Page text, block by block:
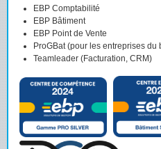
EBP Comptabilité
EBP Bâtiment
EBP Point de Vente
ProGBat(pour les entreprises du
Teamleader (Facturation, CRM)